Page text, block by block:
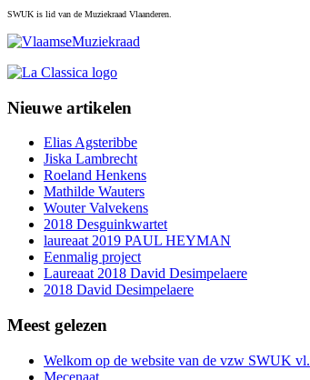
SWUK is lid van de Muziekraad Vlaanderen.
Nieuwe artikelen
Elias Agsteribbe
Jiska Lambrecht
Roeland Henkens
Mathilde Wauters
Wouter Valvekens
2018 Desguinkwartet
laureaat 2019 PAUL HEYMAN
Eenmalig project
Laureaat 2018 David Desimpelaere
2018 David Desimpelaere
Meest gelezen
Welkom op de website van de vzw SWUK vl.
Mecenaat